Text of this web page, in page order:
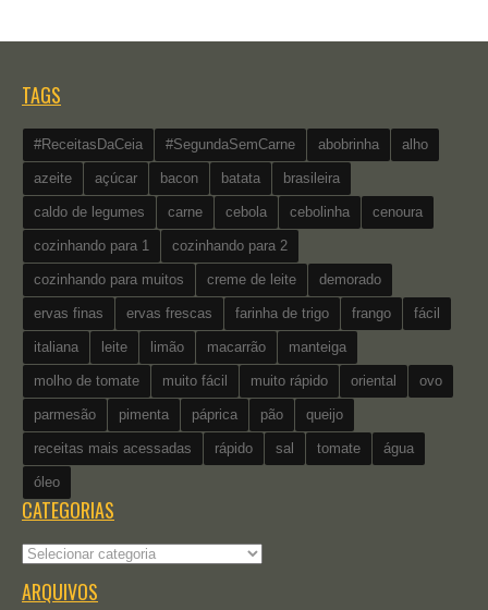
TAGS
#ReceitasDaCeia #SegundaSemCarne abobrinha alho
azeite açúcar bacon batata brasileira
caldo de legumes carne cebola cebolinha cenoura
cozinhando para 1 cozinhando para 2
cozinhando para muitos creme de leite demorado
ervas finas ervas frescas farinha de trigo frango fácil
italiana leite limão macarrão manteiga
molho de tomate muito fácil muito rápido oriental ovo
parmesão pimenta páprica pão queijo
receitas mais acessadas rápido sal tomate água
óleo
CATEGORIAS
Categorias
ARQUIVOS